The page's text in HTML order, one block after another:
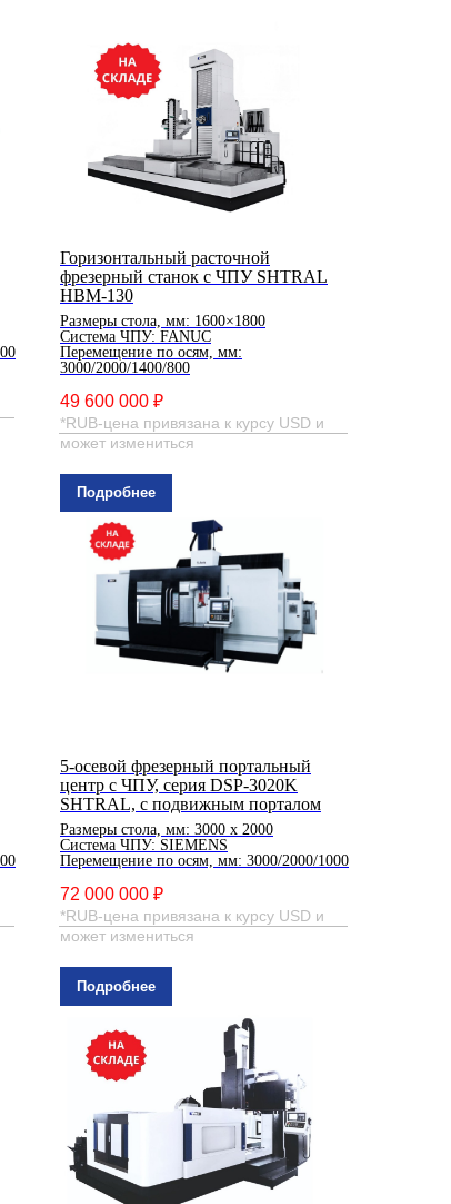
Горизонтальный расточной
фрезерный станок с ЧПУ SHTRAL
HBM-130
Размеры стола, мм: 1600×1800
Система ЧПУ: FANUC
Перемещение по осям, мм:
3000/2000/1400/800
49 600 000 ₽
*RUB-цена привязана к курсу USD и
может измениться
Подробнее
5-осевой фрезерный портальный
центр с ЧПУ, серия DSP-3020K
SHTRAL, с подвижным порталом
Размеры стола, мм: 3000 х 2000
Система ЧПУ: SIEMENS
Перемещение по осям, мм: 3000/2000/1000
72 000 000 ₽
*RUB-цена привязана к курсу USD и
может измениться
Подробнее